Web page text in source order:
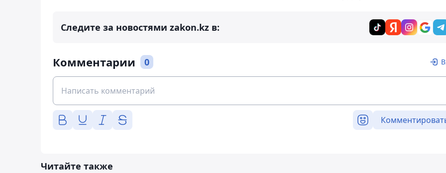
Следите за новостями zakon.kz в:
Комментарии 0
Читайте также